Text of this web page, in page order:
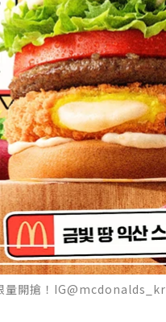
量開搶！IG@mcdonalds_kr